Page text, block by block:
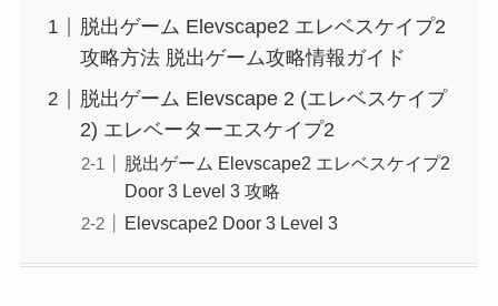
脱出ゲーム Elevscape2 エレベスケイプ2
攻略方法 脱出ゲーム攻略情報ガイド
脱出ゲーム Elevscape 2 (エレベスケイプ
2) エレベーターエスケイプ2
脱出ゲーム Elevscape2 エレベスケイプ2
Door 3 Level 3 攻略
Elevscape2 Door 3 Level 3